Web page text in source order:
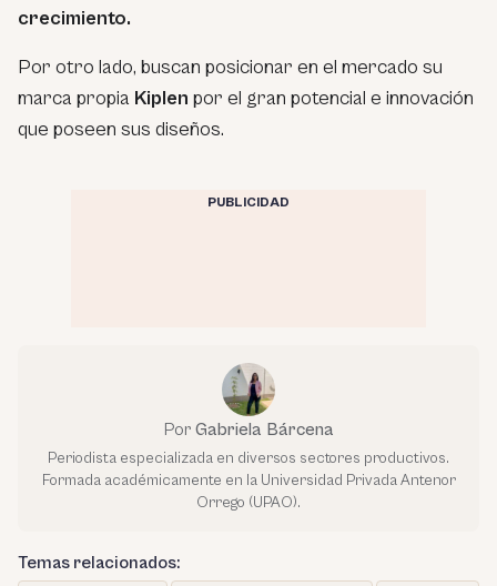
crecimiento.
Por otro lado, buscan posicionar en el mercado su
marca propia Kiplen por el gran potencial e innovación
que poseen sus diseños.
PUBLICIDAD
Por Gabriela Bárcena
Periodista especializada en diversos sectores productivos.
Formada académicamente en la Universidad Privada Antenor
Orrego (UPAO).
Temas relacionados: